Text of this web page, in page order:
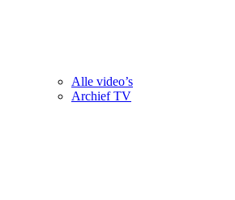
Alle video’s
Archief TV